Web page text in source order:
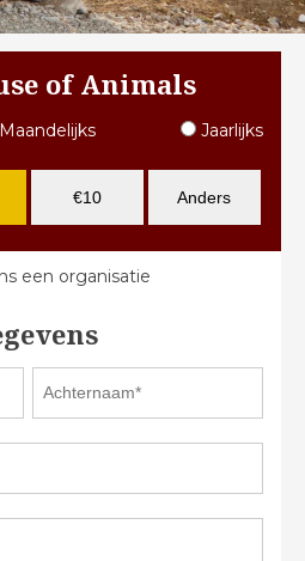
of Animals
Maandelijks Jaarlijks
€10 Anders
een organisatie